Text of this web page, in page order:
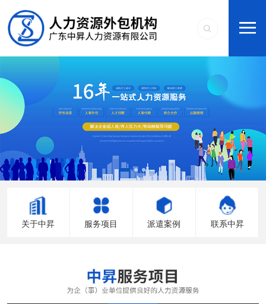
关于中昇 服务项目 派遣案例 联系中昇